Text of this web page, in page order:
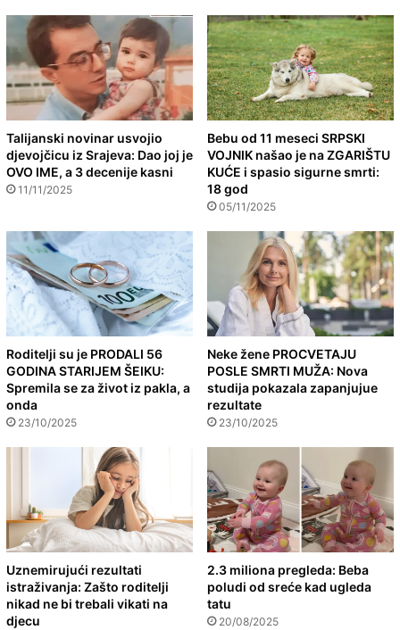
Talijanski novinar usvojio
djevojčicu iz Srajeva: Dao joj je
OVO IME, a 3 decenije kasni
11/11/2025
Bebu od 11 meseci SRPSKI
VOJNIK našao je na ZGARIŠTU
KUĆE i spasio sigurne smrti:
18 god
05/11/2025
Roditelji su je PRODALI 56
GODINA STARIJEM ŠEIKU:
Spremila se za život iz pakla, a
onda
23/10/2025
Neke žene PROCVETAJU
POSLE SMRTI MUŽA: Nova
studija pokazala zapanjujue
rezultate
23/10/2025
Uznemirujući rezultati
istraživanja: Zašto roditelji
nikad ne bi trebali vikati na
djecu
2.3 miliona pregleda: Beba
poludi od sreće kad ugleda
tatu
20/08/2025